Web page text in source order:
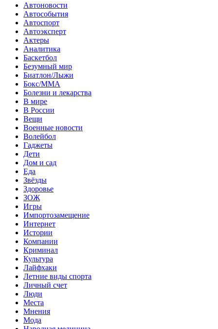
Автоновости
Автособытия
Автоспорт
Автоэксперт
Актеры
Аналитика
Баскетбол
Безумный мир
Биатлон/Лыжи
Бокс/MMA
Болезни и лекарства
В мире
В России
Вещи
Военные новости
Волейбол
Гаджеты
Дети
Дом и сад
Еда
Звёзды
Здоровье
ЗОЖ
Игры
Импортозамещение
Интернет
Истории
Компании
Криминал
Культура
Лайфхаки
Летние виды спорта
Личный счет
Люди
Места
Мнения
Мода